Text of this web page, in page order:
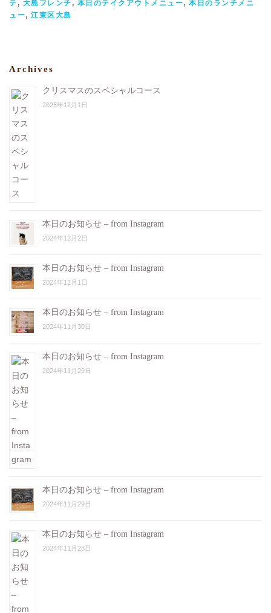
テ , 大島フレンチ , 本日のテイクアウトメニュー, 本日のランチメニ
ュー, 江東区大島
Archives
クリスマスのスペシャルコース
2025年12月1日
本日のお知らせ – from Instagram
2024年12月2日
本日のお知らせ – from Instagram
2024年12月1日
本日のお知らせ – from Instagram
2024年11月30日
本日のお知らせ – from Instagram
2024年11月29日
本日のお知らせ – from Instagram
2024年11月29日
本日のお知らせ – from Instagram
2024年11月28日